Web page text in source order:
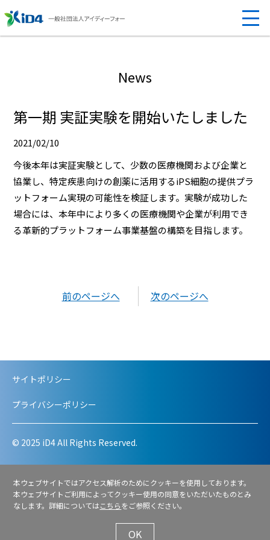
News
第一期 実証実験を開始いたしました
2021/02/10
今後本年は実証実験として、少数の医療機関および企業と
協業し、特定疾患向けの創薬に活用するiPS細胞の提供プラ
ットフォーム実現の可能性を検証します。実験が成功した
場合には、本年中により多くの医療機関や企業が利用でき
る革新的プラットフォーム事業基盤の構築を目指します。
前のページへ 次のページへ
サイトポリシー
プライバシーポリシー
© 2025 iD4 All Rights Reserved.
本ウェブサイトではアクセス解析のためにクッキーを使用しております。
本ウェブサイトご利用によってクッキー使用の同意をいただいたものとみ
なします。詳細についてはこちらをご参照ください。
OK